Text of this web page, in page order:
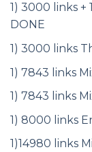
1) 3000 links +
DONE
1) 3000 links
1) 7843 links
1) 7843 links
1) 8000 links
1)14980 links